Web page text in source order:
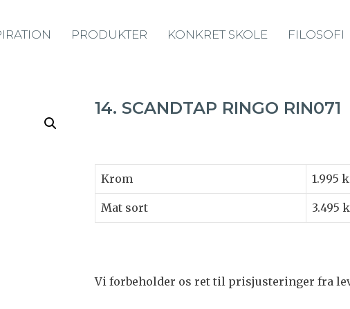
PRODUKTER KONKRET SKOLE FILOSOFI
14. SCANDTAP RINGO RIN071
Krom 1.995
Mat sort 3.495
Vi forbeholder os ret til prisjusteringer fra